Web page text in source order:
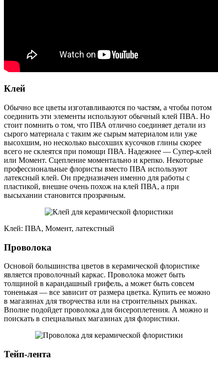
Клей
Обычно все цветы изготавливаются по частям, а чтобы потом
соединить эти элементы используют обычный клей ПВА. Но
стоит помнить о том, что ПВА отлично соединяет детали из
сырого материала с таким же сырым материалом или уже
высохшим, но несколько высохших кусочков глины скорее
всего не склеятся при помощи ПВА. Надежнее — Супер-клей
или Момент. Сцепление моментально и крепко. Некоторые
профессиональные флористы вместо ПВА используют
латексный клей. Он предназначен именно для работы с
пластикой, внешне очень похож на клей ПВА, а при
высыхании становится прозрачным.
Клей: ПВА, Момент, латекстный
Проволока
Основой большинства цветов в керамической флористике
является проволочный каркас. Проволока может быть
толщиной в карандашный грифель, а может быть совсем
тоненькая — все зависит от размера цветка. Купить ее можно
в магазинах для творчества или на строительных рынках.
Вполне подойдет проволока для бисероплетения. А можно и
поискать в специальных магазинах для флористики.
Тейп-лента